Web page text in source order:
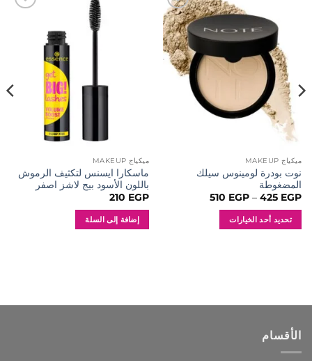
إضافة
إلى
المفضلة
ميكياج MAKEUP
نوت بودرة لومينوس سيلك
المضغوطة
425 EGP
–
510 EGP
نطاق
تحديد أحد الخيارات
لهذا
يمكن
اختيار
ميكياج MAKEUP
ماسكارا ايسنس لتكثيف الرموش
باللون الأسود بيج لاشز اصفر
210 EGP
إضافة إلى السلة
الأقسام